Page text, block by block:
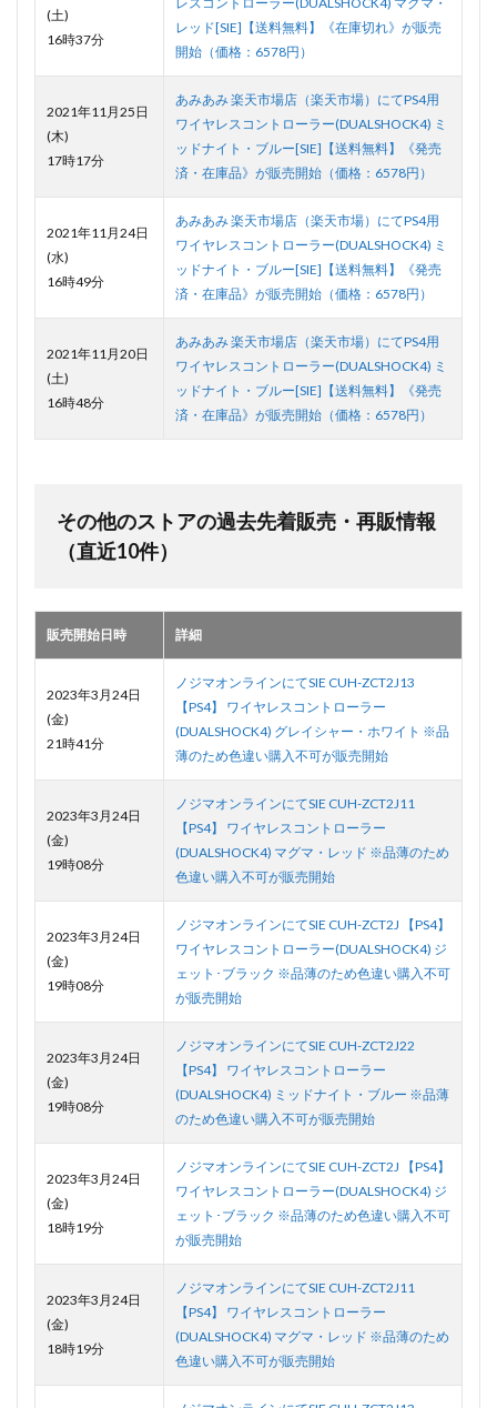
(土)
16時37分
レッド[SIE]【送料無料】《在庫切れ》が販売
開始（価格：6578円）
2021年11月25日
(木)
17時17分
あみあみ 楽天市場店（楽天市場）にてPS4用
ワイヤレスコントローラー(DUALSHOCK4) ミ
ッドナイト・ブルー[SIE]【送料無料】《発売
済・在庫品》が販売開始（価格：6578円）
2021年11月24日
(水)
16時49分
あみあみ 楽天市場店（楽天市場）にてPS4用
ワイヤレスコントローラー(DUALSHOCK4) ミ
ッドナイト・ブルー[SIE]【送料無料】《発売
済・在庫品》が販売開始（価格：6578円）
2021年11月20日
(土)
16時48分
あみあみ 楽天市場店（楽天市場）にてPS4用
ワイヤレスコントローラー(DUALSHOCK4) ミ
ッドナイト・ブルー[SIE]【送料無料】《発売
済・在庫品》が販売開始（価格：6578円）
その他のストアの過去先着販売・再販情報
（直近10件）
販売開始日時 詳細
2023年3月24日
(金)
21時41分
ノジマオンラインにてSIE CUH-ZCT2J13
【PS4】 ワイヤレスコントローラー
(DUALSHOCK4) グレイシャー・ホワイト ※品
薄のため色違い購入不可が販売開始
2023年3月24日
(金)
19時08分
ノジマオンラインにてSIE CUH-ZCT2J11
【PS4】 ワイヤレスコントローラー
(DUALSHOCK4) マグマ・レッド ※品薄のため
色違い購入不可が販売開始
2023年3月24日
(金)
19時08分
ノジマオンラインにてSIE CUH-ZCT2J 【PS4】
ワイヤレスコントローラー(DUALSHOCK4) ジ
ェット･ブラック ※品薄のため色違い購入不可
が販売開始
2023年3月24日
(金)
19時08分
ノジマオンラインにてSIE CUH-ZCT2J22
【PS4】 ワイヤレスコントローラー
(DUALSHOCK4) ミッドナイト・ブルー ※品薄
のため色違い購入不可が販売開始
2023年3月24日
(金)
18時19分
ノジマオンラインにてSIE CUH-ZCT2J 【PS4】
ワイヤレスコントローラー(DUALSHOCK4) ジ
ェット･ブラック ※品薄のため色違い購入不可
が販売開始
2023年3月24日
(金)
18時19分
ノジマオンラインにてSIE CUH-ZCT2J11
【PS4】 ワイヤレスコントローラー
(DUALSHOCK4) マグマ・レッド ※品薄のため
色違い購入不可が販売開始